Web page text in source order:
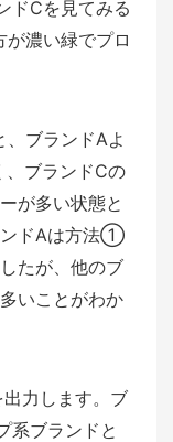
ドCを見てみる
濃い緑でプロ
ブランドAよ
、ブランドCの
が多い状態と
ンドAは方法①
たが、他のブ
いことがわか
力します。ブ
系ブランドと